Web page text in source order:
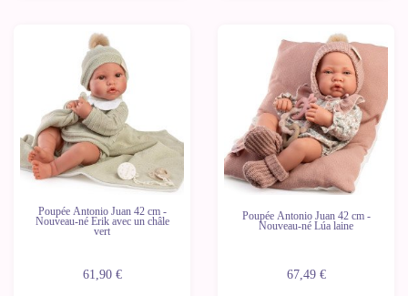
Poupée Antonio Juan 42 cm -
Nouveau-né Erik avec un châle
vert
61,90 €
Poupée Antonio Juan 42 cm -
Nouveau-né Lúa laine
67,49 €